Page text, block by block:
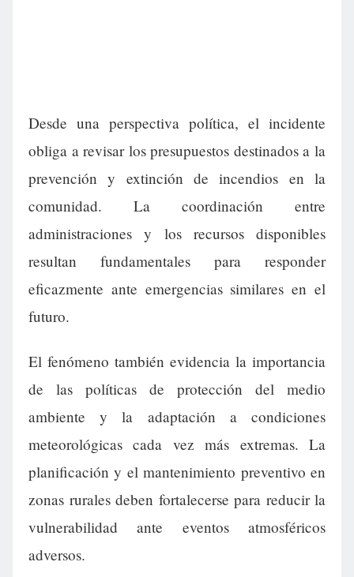
Desde una perspectiva política, el incidente
obliga a revisar los presupuestos destinados a la
prevención y extinción de incendios en la
comunidad. La coordinación entre
administraciones y los recursos disponibles
resultan fundamentales para responder
eficazmente ante emergencias similares en el
futuro.
El fenómeno también evidencia la importancia
de las políticas de protección del medio
ambiente y la adaptación a condiciones
meteorológicas cada vez más extremas. La
planificación y el mantenimiento preventivo en
zonas rurales deben fortalecerse para reducir la
vulnerabilidad ante eventos atmosféricos
adversos.